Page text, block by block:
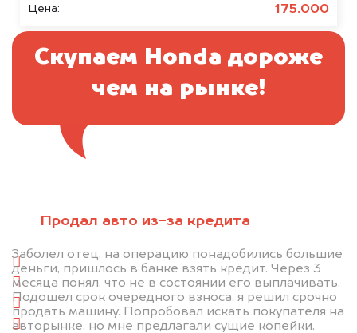
Цена: 175.000
Продал авто из-за кредита
Заболел отец, на операцию понадобились большие
деньги, пришлось в банке взять кредит. Через 3
месяца понял, что не в состоянии его выплачивать.
Подошел срок очередного взноса, я решил срочно
продать машину. Попробовал искать покупателя на
авторынке, но мне предлагали сущие копейки.
Скупаем Honda дороже
чем на рынке!
1. Сфотографируйте машину:
спереди
сзади
слева
справа